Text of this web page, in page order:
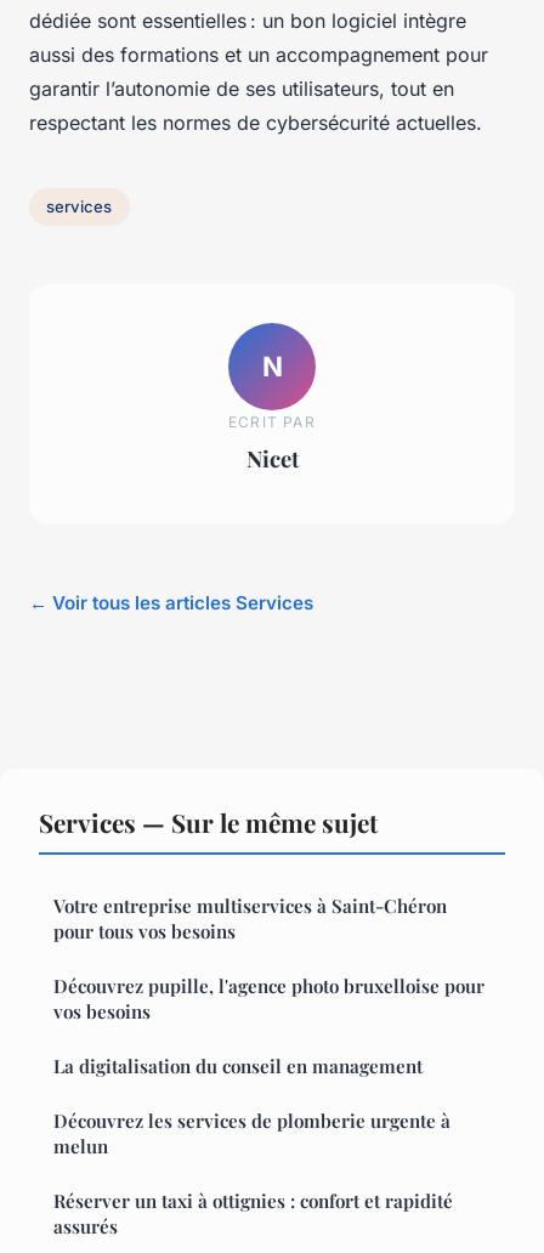
dédiée sont essentielles : un bon logiciel intègre
aussi des formations et un accompagnement pour
garantir l’autonomie de ses utilisateurs, tout en
respectant les normes de cybersécurité actuelles.
services
N
ECRIT PAR
Nicet
← Voir tous les articles Services
Services — Sur le même sujet
Votre entreprise multiservices à Saint-Chéron
pour tous vos besoins
Découvrez pupille, l'agence photo bruxelloise pour
vos besoins
La digitalisation du conseil en management
Découvrez les services de plomberie urgente à
melun
Réserver un taxi à ottignies : confort et rapidité
assurés